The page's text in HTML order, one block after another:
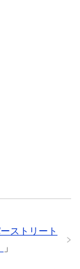
ストリート
」